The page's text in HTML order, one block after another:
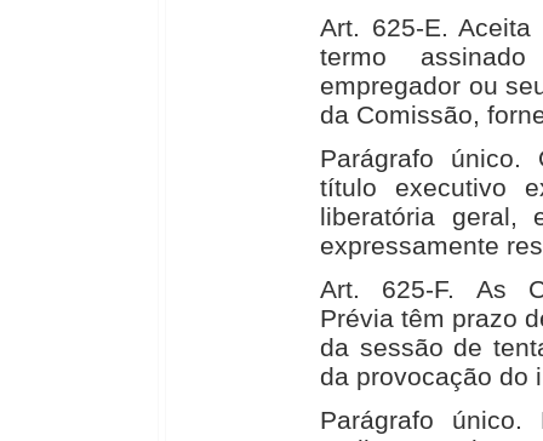
Art. 625-E.
termo
empregador ou
da Comissão,
Parágrafo
título executivo
liberatória geral,
expressamente
Art. 625-F. As
Prévia têm prazo
da sessão de
da provocação do
Parágrafo